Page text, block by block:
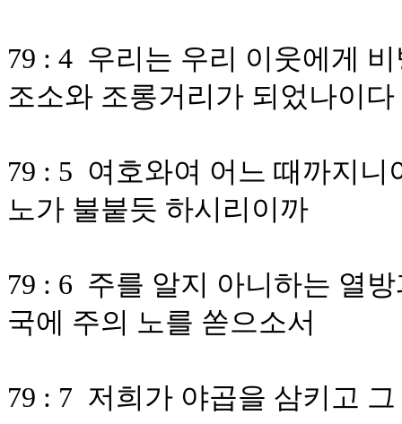
79 : 4 우리는 우리 이웃에게
조소와 조롱거리가 되었나이다
79 : 5 여호와여 어느 때까지
노가 불붙듯 하시리이까
79 : 6 주를 알지 아니하는 열
국에 주의 노를 쏟으소서
79 : 7 저희가 야곱을 삼키고